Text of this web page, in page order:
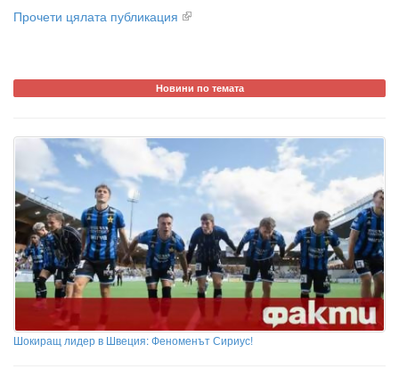
Прочети цялата публикация
Новини по темата
Шокиращ лидер в Швеция: Феноменът Сириус!